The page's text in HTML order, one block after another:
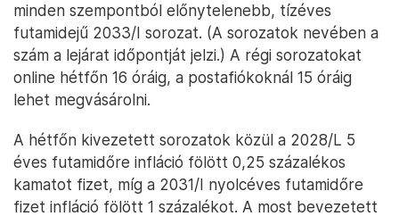
minden szempontból előnytelenebb, tízéves
futamidejű 2033/I sorozat. (A sorozatok nevében a
szám a lejárat időpontját jelzi.) A régi sorozatokat
online hétfőn 16 óráig, a postafiókoknál 15 óráig
lehet megvásárolni.
A hétfőn kivezetett sorozatok közül a 2028/L 5
éves futamidőre infláció fölött 0,25 százalékos
kamatot fizet, míg a 2031/I nyolcéves futamidőre
fizet infláció fölött 1 százalékot. A most bevezetett